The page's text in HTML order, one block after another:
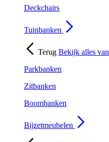
Deckchairs
Tuinbanken
Terug Bekijk alles van
Parkbanken
Zitbanken
Boombanken
Bijzetmeubelen